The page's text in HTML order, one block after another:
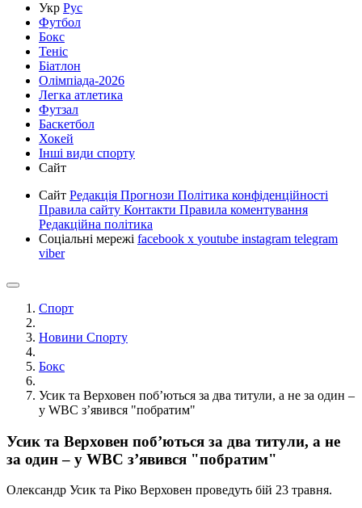
Укр Рус
Футбол
Бокс
Теніс
Біатлон
Олімпіада-2026
Легка атлетика
Футзал
Баскетбол
Хокей
Інші види спорту
Сайт
Сайт Редакція Прогнози Політика конфіденційності
Правила сайту Контакти Правила коментування
Редакційна політика
Соціальні мережі facebook x youtube instagram telegram
viber
Спорт
Новини Спорту
Бокс
Усик та Верховен поб’ються за два титули, а не за один –
у WBC з’явився "побратим"
Усик та Верховен поб’ються за два титули, а не
за один – у WBC з’явився "побратим"
Олександр Усик та Ріко Верховен проведуть бій 23 травня.